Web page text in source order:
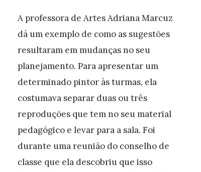
A professora de Artes Adriana Marcuz
dá um exemplo de como as sugestões
resultaram em mudanças no seu
planejamento. Para apresentar um
determinado pintor às turmas, ela
costumava separar duas ou três
reproduções que tem no seu material
pedagógico e levar para a sala. Foi
durante uma reunião do conselho de
classe que ela descobriu que isso